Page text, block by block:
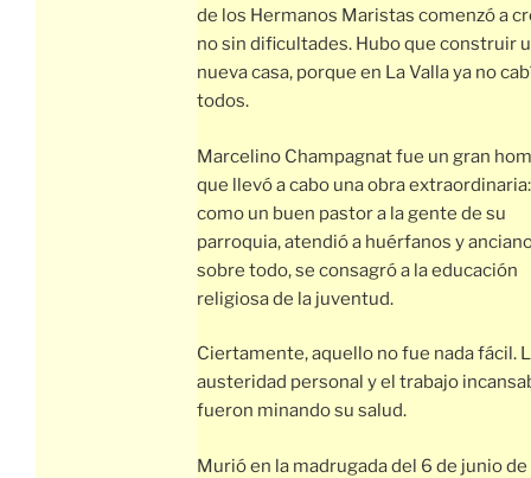
de los Hermanos Maristas comenzó a
no sin dificultades. Hubo que construir
nueva casa, porque en La Valla ya no
todos.
Marcelino Champagnat fue un gran
que llevó a cabo una obra
como un buen pastor a la gente de su
parroquia, atendió a huérfanos y
sobre todo, se consagró a la educación
religiosa de la juventud.
Ciertamente, aquello no fue nada fácil.
austeridad personal y el trabajo
fueron minando su salud.
Murió en la madrugada del 6 de junio